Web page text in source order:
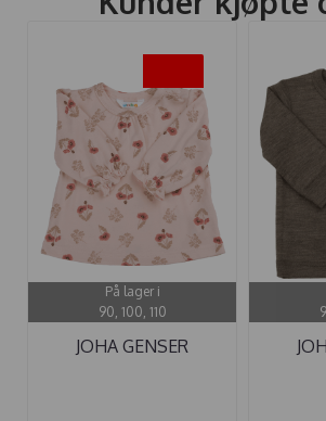
På lager i
90, 100, 110
JOHA GENSER